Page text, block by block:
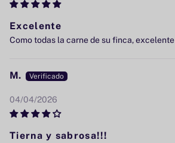
Excelente
Como todas la carne de su finca, excelente
04/04/2026
M.
Tierna y sabrosa!!!